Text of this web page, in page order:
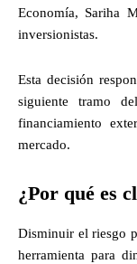
Economía, Sariha
inversionistas.
Esta decisión
siguiente tramo
financiamiento
mercado.
¿Por qué es
Disminuir el riesgo
herramienta para